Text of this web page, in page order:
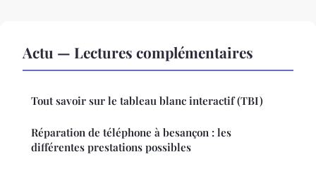
Actu — Lectures complémentaires
Tout savoir sur le tableau blanc interactif (TBI)
Réparation de téléphone à besançon : les
différentes prestations possibles